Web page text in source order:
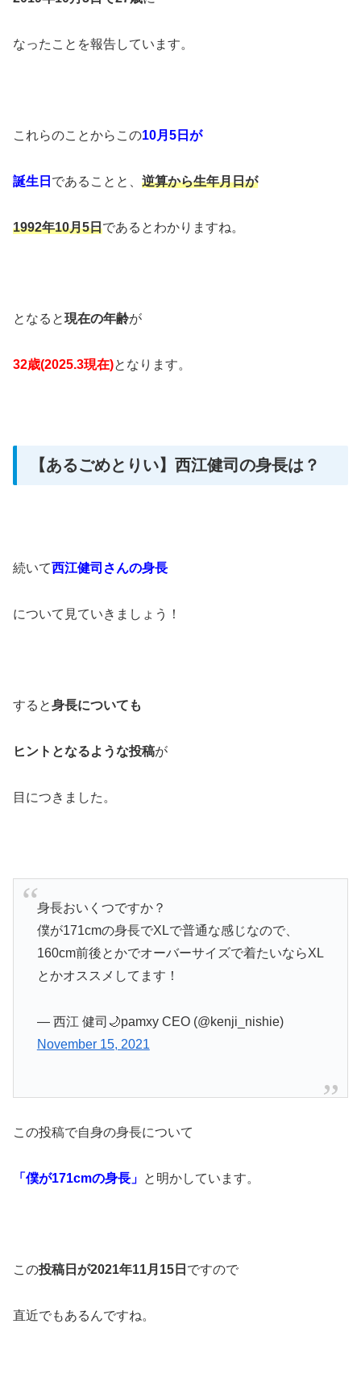
なったことを報告しています。
これらのことからこの10月5日が
誕生日 であることと、 逆算から生年月日が
1992年10月5日であるとわかりますね。
となると現在の年齢が
32歳(2025.3現在)となります。
【あるごめとりい】西江健司の身長は？
続いて西江健司さんの身長
について見ていきましょう！
すると身長についても
ヒントとなるような投稿が
目につきました。
身長おいくつですか？
僕が171cmの身長でXLで普通な感じなので、
160cm前後とかでオーバーサイズで着たいならXL
とかオススメしてます！
— 西江 健司🌙pamxy CEO (@kenji_nishie)
November 15, 2021
この投稿で自身の身長について
「僕が171cmの身長」 と明かしています。
この投稿日が2021年11月15日 ですので
直近でもあるんですね。